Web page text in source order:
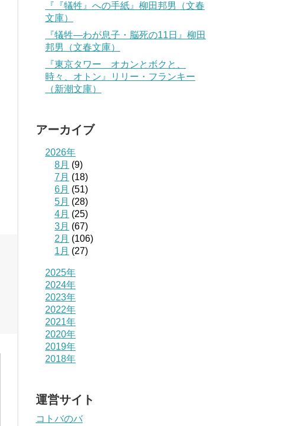
『『犠牲』への手紙』柳田邦男（文春
文庫）
『犠牲―わが息子・脳死の11日』柳田
邦男（文春文庫）
『東京タワー オカンとボクと、
時々、オトン』リリー・フランキー
（新潮文庫）
アーカイブ
2026年
8月 (9)
7月 (18)
6月 (51)
5月 (28)
4月 (25)
3月 (67)
2月 (106)
1月 (27)
2025年
2024年
2023年
2022年
2021年
2020年
2019年
2018年
運営サイト
コトバのバ